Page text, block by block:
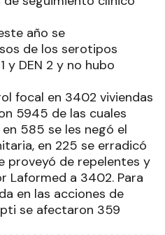
año se
de los serotipos
y DEN 2 y no hubo
focal en 3402 viviendas
5945 de las cuales
585 se les negó el
en 225 se erradicó
proveyó de repelentes y
Laformed a 3402. Para
en las acciones de
se afectaron 359